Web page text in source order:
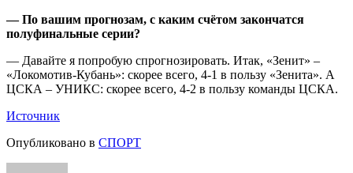
— По вашим прогнозам, с каким счётом закончатся
полуфинальные серии?
— Давайте я попробую спрогнозировать. Итак, «Зенит» –
«Локомотив-Кубань»: скорее всего, 4-1 в пользу «Зенита». А
ЦСКА – УНИКС: скорее всего, 4-2 в пользу команды ЦСКА.
Источник
Опубликовано в СПОРТ